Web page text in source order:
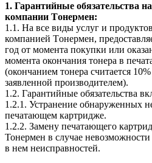
1. Гарантийные обязательства
компании Tонермен:
1.1. На все виды услуг и
компанией Tонермен,
год от момента покупки или
момента окончания тонера в
(окончанием тонера считается
заявленной производителем).
1.2. Гарантийные обязательства
1.2.1. Устранение обнаруженных
печатающем картридже.
1.2.2. Замену печатающего
Тонермен в случае
в нем неисправностей.